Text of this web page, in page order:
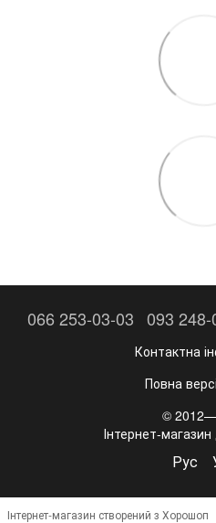
066 253-03-03 093 248-
Контактна
Повна
©
Інтернет-
Рус
Інтернет-магазин створений з Хорошоп